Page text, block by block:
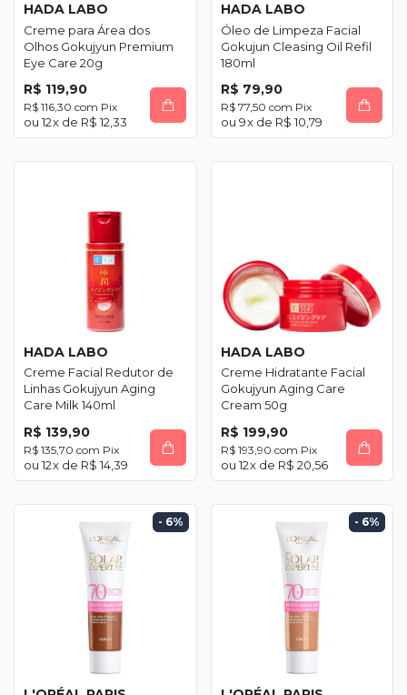
HADA LABO
Creme para Área dos
Olhos Gokujyun Premium
Eye Care 20g
R$ 119,90
R$ 116,30 com Pix
12x de R$ 12,33
HADA LABO
Óleo de Limpeza Facial
Gokujun Cleasing Oil Refil
180ml
R$ 79,90
R$ 77,50 com Pix
9x de R$ 10,79
HADA LABO
Creme Facial Redutor de
Linhas Gokujyun Aging
Care Milk 140ml
R$ 139,90
R$ 135,70 com Pix
12x de R$ 14,39
HADA LABO
Creme Hidratante Facial
Gokujyun Aging Care
Cream 50g
R$ 199,90
R$ 193,90 com Pix
12x de R$ 20,56
- 6% - 6%